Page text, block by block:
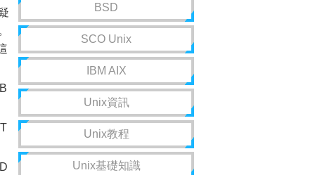
BSD
SCO Unix
IBM AIX
Unix資訊
Unix教程
Unix基礎知識